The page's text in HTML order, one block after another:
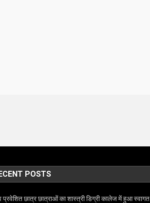
POSTS
प्रवेशित छात्र छात्राओं का शास्त्री डिग्री कालेज में हुआ स्वागत